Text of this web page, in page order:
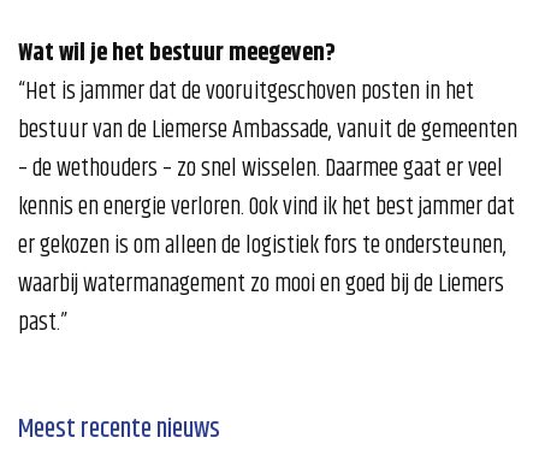
Wat wil je het bestuur meegeven?
“Het is jammer dat de vooruitgeschoven posten in het
bestuur van de Liemerse Ambassade, vanuit de gemeenten
– de wethouders – zo snel wisselen. Daarmee gaat er veel
kennis en energie verloren. Ook vind ik het best jammer dat
er gekozen is om alleen de logistiek fors te ondersteunen,
waarbij watermanagement zo mooi en goed bij de Liemers
past.”
Meest recente nieuws